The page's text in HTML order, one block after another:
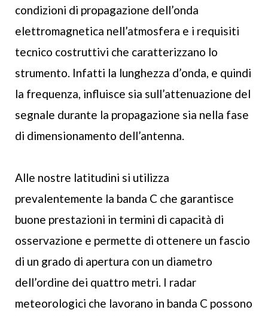
condizioni di propagazione dell’onda
elettromagnetica nell’atmosfera e i requisiti
tecnico costruttivi che caratterizzano lo
strumento. Infatti la lunghezza d’onda, e quindi
la frequenza, influisce sia sull’attenuazione del
segnale durante la propagazione sia nella fase
di dimensionamento dell’antenna.
Alle nostre latitudini si utilizza
prevalentemente la banda C che garantisce
buone prestazioni in termini di capacità di
osservazione e permette di ottenere un fascio
di un grado di apertura con un diametro
dell’ordine dei quattro metri. I radar
meteorologici che lavorano in banda C possono